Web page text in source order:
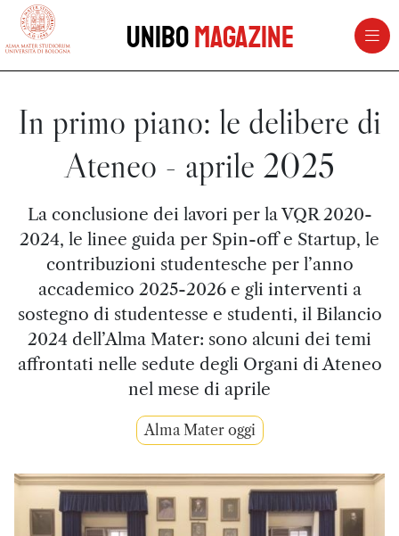
vai al contenuto della pagina
UniboMagazine
In primo piano: le delibere di
Ateneo - aprile 2025
La conclusione dei lavori per la VQR 2020-
2024, le linee guida per Spin-off e Startup, le
contribuzioni studentesche per l’anno
accademico 2025-2026 e gli interventi a
sostegno di studentesse e studenti, il Bilancio
2024 dell’Alma Mater: sono alcuni dei temi
affrontati nelle sedute degli Organi di Ateneo
nel mese di aprile
Alma Mater oggi